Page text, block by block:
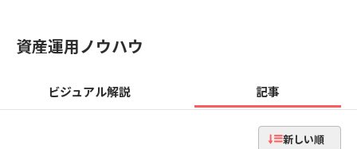
資産運用ノウハウ
ビジュアル解説 記事
新しい順